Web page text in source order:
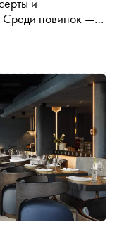
Среди новинок —
а также